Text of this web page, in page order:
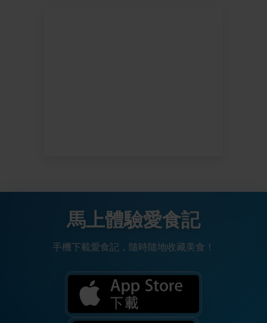
馬上體驗愛食記
手機下載愛食記，隨時隨地收藏美食！